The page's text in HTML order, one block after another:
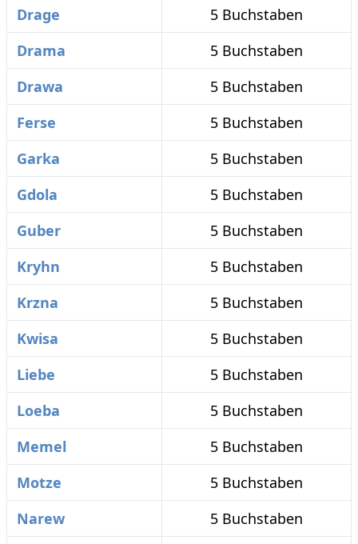
Drage
5 Buchstaben
Drama
5 Buchstaben
Drawa
5 Buchstaben
Ferse
5 Buchstaben
Garka
5 Buchstaben
Gdola
5 Buchstaben
Guber
5 Buchstaben
Kryhn
5 Buchstaben
Krzna
5 Buchstaben
Kwisa
5 Buchstaben
Liebe
5 Buchstaben
Loeba
5 Buchstaben
Memel
5 Buchstaben
Motze
5 Buchstaben
Narew
5 Buchstaben